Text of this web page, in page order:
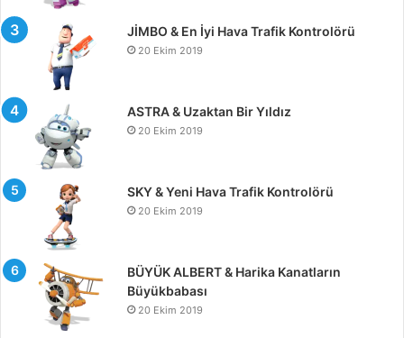
JİMBO & En İyi Hava Trafik Kontrolörü
20 Ekim 2019
ASTRA & Uzaktan Bir Yıldız
20 Ekim 2019
SKY & Yeni Hava Trafik Kontrolörü
20 Ekim 2019
BÜYÜK ALBERT & Harika Kanatların
Büyükbabası
20 Ekim 2019